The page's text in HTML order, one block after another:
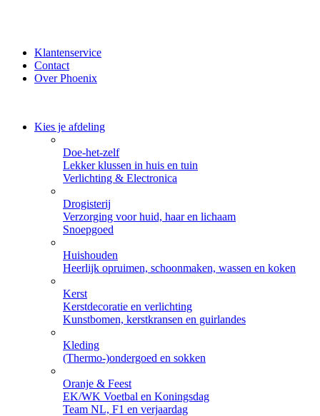
Klantenservice
Contact
Over Phoenix
Kies je afdeling
Doe-het-zelf
Lekker klussen in huis en tuin
Verlichting & Electronica
Drogisterij
Verzorging voor huid, haar en lichaam
Snoepgoed
Huishouden
Heerlijk opruimen, schoonmaken, wassen en koken
Kerst
Kerstdecoratie en verlichting
Kunstbomen, kerstkransen en guirlandes
Kleding
(Thermo-)ondergoed en sokken
Oranje & Feest
EK/WK Voetbal en Koningsdag
Team NL, F1 en verjaardag